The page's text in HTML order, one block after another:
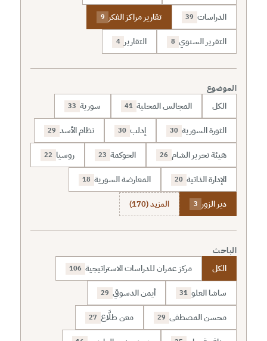
الدراسات 39 تقارير مراكز الفكر 9
التقرير السنوي 8 التقارير 4
الموضوع
الكل المجالس المحلية 41 سورية 33
الثورة السورية 30 إدلب 30 نظام الأسد 29
هيئة تحرير الشام 26 الحوكمة 23 روسيا 22
الإدارة الذاتية 20 المعارضة السورية 18
دير الزور 3 المزيد (170)
الباحث
الكل مركز عمران للدراسات الاستراتيجية 106
ساشا العلو 31 أيمن الدسوقي 29
محسن المصطفى 29 معن طلَّاع 27